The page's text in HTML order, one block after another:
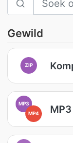
Gewild
ZIP
MP3
MP4